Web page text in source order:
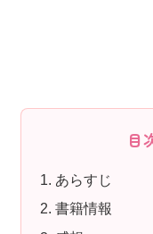
目
あらすじ
書籍情報